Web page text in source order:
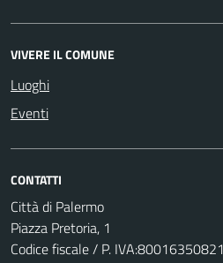
VIVERE IL COMUNE
Luoghi
Eventi
CONTATTI
Città di Palermo
Piazza Pretoria, 1
Codice fiscale / P. IVA:80016350821